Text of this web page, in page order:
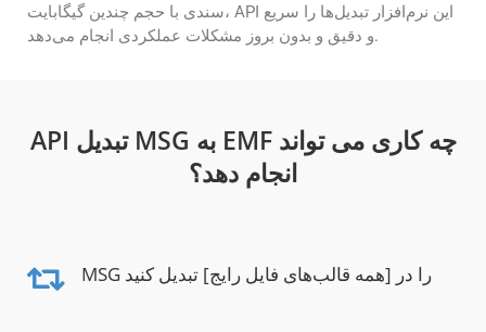
سندی با حجم چندین گیگابایت، API این نرم‌افزار تبدیل‌ها را سریع
و دقیق و بدون بروز مشکلات عملکردی انجام می‌دهد.
API تبدیل MSG به EMF چه کاری می تواند
انجام دهد؟
MSG را در [همه قالب‌های فایل رایج] تبدیل کنید